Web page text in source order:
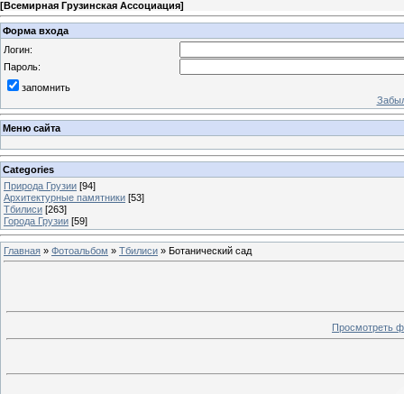
[Всемирная Грузинская Ассоциация]
Форма входа
Логин:
Пароль:
запомнить
Меню сайта
Categories
Природа Грузии [94]
Архитектурные памятники [53]
Тбилиси [263]
Города Грузии [59]
Главная » Фотоальбом » Тбилиси » Ботанический сад
Просмотреть